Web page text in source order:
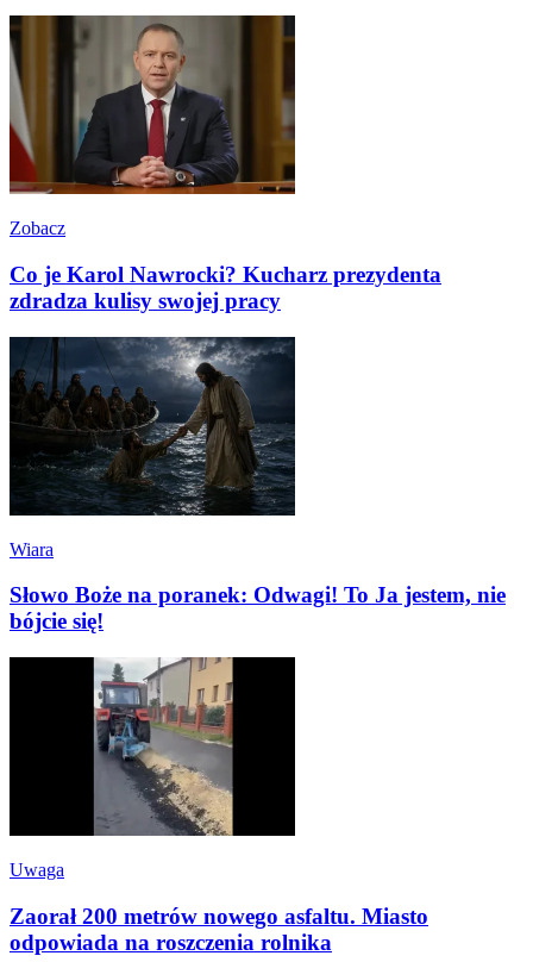
Zobacz
Co je Karol Nawrocki? Kucharz prezydenta
zdradza kulisy swojej pracy
Wiara
Słowo Boże na poranek: Odwagi! To Ja jestem, nie
bójcie się!
Uwaga
Zaorał 200 metrów nowego asfaltu. Miasto
odpowiada na roszczenia rolnika